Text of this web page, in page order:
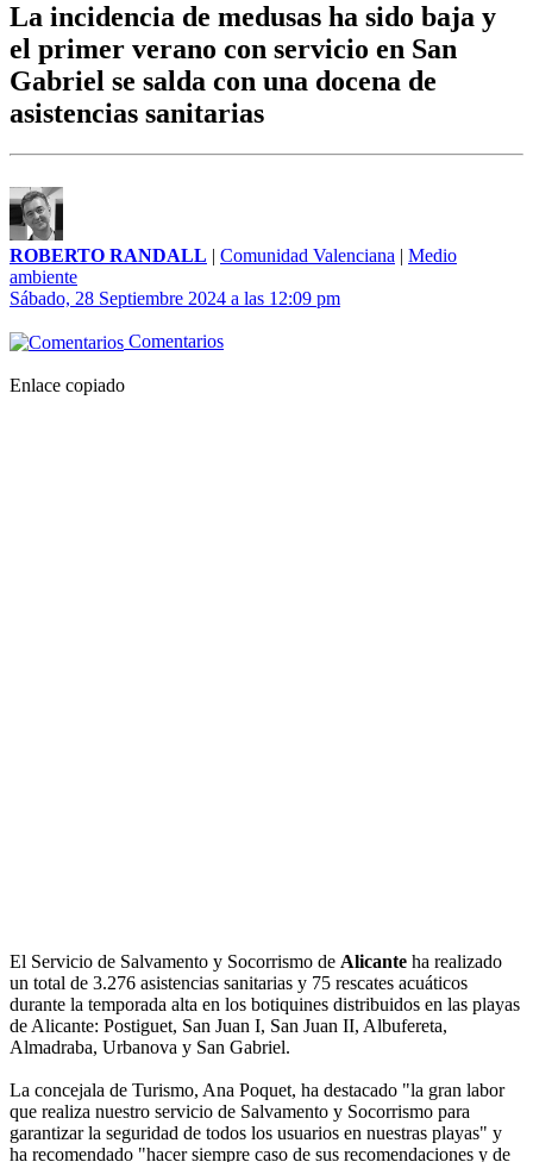
La incidencia de medusas ha sido baja y
el primer verano con servicio en San
Gabriel se salda con una docena de
asistencias sanitarias
ROBERTO RANDALL | Comunidad Valenciana | Medio
ambiente
Sábado, 28 Septiembre 2024 a las 12:09 pm
Comentarios
Enlace copiado
El Servicio de Salvamento y Socorrismo de Alicante ha realizado
un total de 3.276 asistencias sanitarias y 75 rescates acuáticos
durante la temporada alta en los botiquines distribuidos en las playas
de Alicante: Postiguet, San Juan I, San Juan II, Albufereta,
Almadraba, Urbanova y San Gabriel.
La concejala de Turismo, Ana Poquet, ha destacado "la gran labor
que realiza nuestro servicio de Salvamento y Socorrismo para
garantizar la seguridad de todos los usuarios en nuestras playas" y
ha recomendado "hacer siempre caso de sus recomendaciones y de